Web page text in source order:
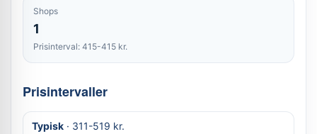
Shops
1
Prisinterval: 415-415 kr.
Prisintervaller
Typisk · 311-519 kr.